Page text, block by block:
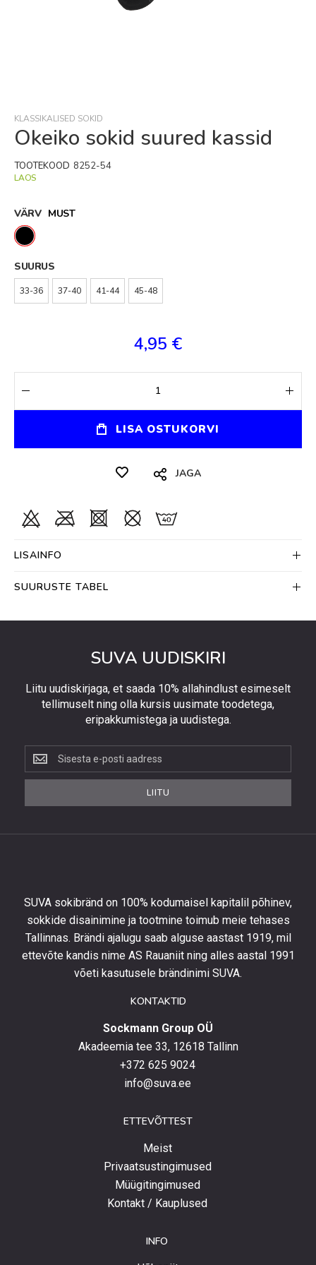
of
the
gallery
KLASSIKALISED SOKID
Okeiko sokid suured kassid
LAOS
TOOTEKOOD 8252-54
VÄRV MUST
SUURUS
33-36 37-40 41-44 45-48
4,95 €
LISA OSTUKORVI
JAGA
LISAINFO
SUURUSTE TABEL
SUVA UUDISKIRI
Liitu uudiskirjaga, et saada 10% allahindlust esimeselt
tellimuselt ning olla kursis uusimate toodetega,
eripakkumistega ja uudistega.
Liitu
uudiskirjaga,
et
kursis
uusimate
toodetega,
eripakkumistega
LIITU
SUVA sokibränd on 100% kodumaisel kapitalil põhinev,
sokkide disainimine ja tootmine toimub meie tehases
Tallinnas. Brändi ajalugu saab alguse aastast 1919, mil
ettevõte kandis nime AS Rauaniit ning alles aastal 1991
võeti kasutusele brändinimi SUVA.
KONTAKTID
Sockmann Group OÜ
Akadeemia tee 33, 12618 Tallinn
+372 625 9024
info@suva.ee
ETTEVÕTTEST
Meist
Privaatsustingimused
Müügitingimused
Kontakt / Kauplused
INFO